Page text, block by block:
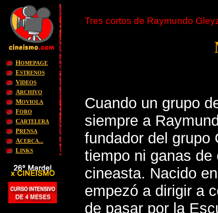
HOMEPAGE
ESTRENOS
VIDEOS
ARCHIVO
MOVIOLA
FORO
CARTELERA
PRENSA
ACERCA...
LINKS
Tres cortos de Raymundo
Cuando un grupo
siempre a
fundador del grupo
tiempo ni ganas
cineasta. Nacido
empezó a dirigir a
de pasar por la